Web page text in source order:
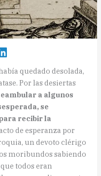
quedado desolada,
Por las desiertas
a algunos
se
recibir la
de esperanza por
un devoto clérigo
moribundos sabiendo
todos eran